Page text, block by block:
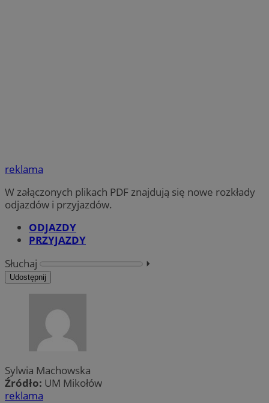
reklama
W załączonych plikach PDF znajdują się nowe rozkłady
odjazdów i przyjazdów.
ODJAZDY
PRZYJAZDY
Słuchaj
⏵︎
Udostępnij
Sylwia Machowska
Źródło: UM Mikołów
reklama